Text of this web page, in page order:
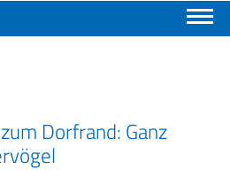
Dorfrand: Ganz